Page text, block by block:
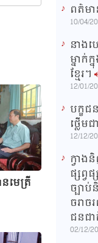
មេត្រី
ពត៌ម
10/04/
នាង
ម្នា
ខ្មែរ។
12/01/
បក្ខ
ថ្លើ
12/12/
ក្វា
ផ្សព្វ
ច្បាប់
ចរា
ជនជ
02/12/